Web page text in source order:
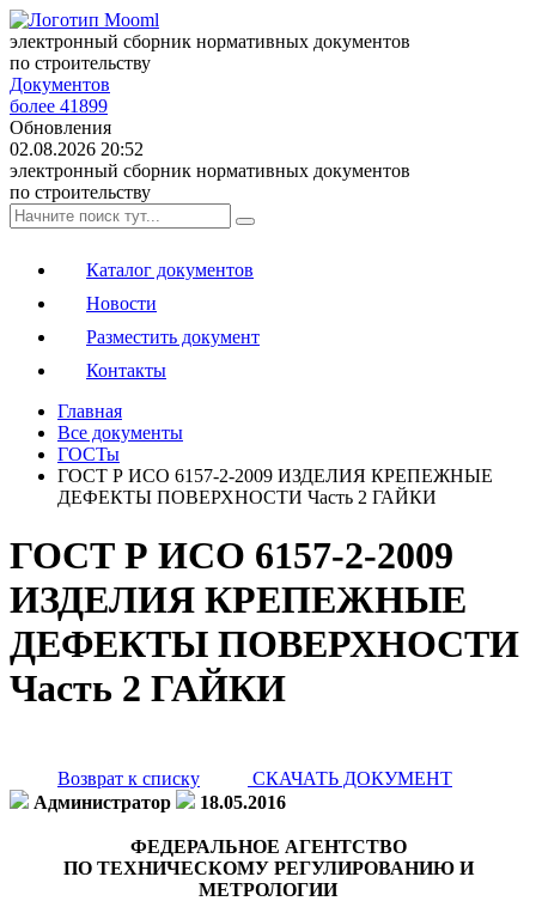
электронный сборник нормативных документов
по строительству
Документов
более 41899
Обновления
02.08.2026 20:52
электронный сборник нормативных документов
по строительству
Каталог документов
Новости
Разместить документ
Контакты
Главная
Все документы
ГОСТы
ГОСТ Р ИСО 6157-2-2009 ИЗДЕЛИЯ КРЕПЕЖНЫЕ
ДЕФЕКТЫ ПОВЕРХНОСТИ Часть 2 ГАЙКИ
ГОСТ Р ИСО 6157-2-2009
ИЗДЕЛИЯ КРЕПЕЖНЫЕ
ДЕФЕКТЫ ПОВЕРХНОСТИ
Часть 2 ГАЙКИ
Возврат к списку
СКАЧАТЬ ДОКУМЕНТ
Администратор
18.05.2016
ФЕДЕРАЛЬНОЕ АГЕНТСТВО
ПО ТЕХНИЧЕСКОМУ РЕГУЛИРОВАНИЮ И
МЕТРОЛОГИИ